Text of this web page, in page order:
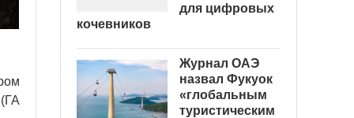
для цифровых
кочевников
Журнал ОАЭ
назвал Фукуок
«глобальным
туристическим